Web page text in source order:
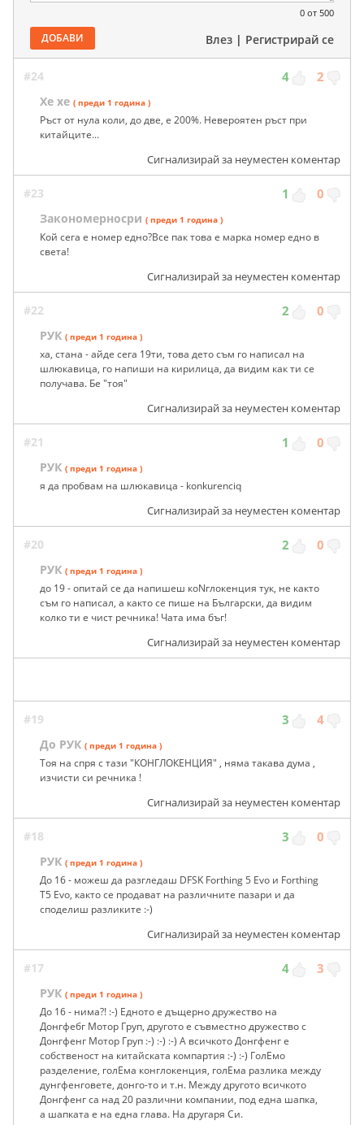
0 от 500
ДОБАВИ Влез | Регистрирай се
#24 4 2
Хе хе ( преди 1 година )
Ръст от нула коли, до две, е 200%. Невероятен ръст при
китайците...
Сигнализирай за неуместен коментар
#23 1 0
Закономерносри ( преди 1 година )
Кой сега е номер едно?Все пак това е марка номер едно в
света!
Сигнализирай за неуместен коментар
#22 2 0
РУК ( преди 1 година )
ха, стана - айде сега 19ти, това дето съм го написал на
шлюкавица, го напиши на кирилица, да видим как ти се
получава. Бе "тоя"
Сигнализирай за неуместен коментар
#21 1 0
РУК ( преди 1 година )
я да пробвам на шлюкавица - konkurenciq
Сигнализирай за неуместен коментар
#20 2 0
РУК ( преди 1 година )
до 19 - опитай се да напишеш коNглокенция тук, не както
съм го написал, а както се пише на Български, да видим
колко ти е чист речника! Чата има бъг!
Сигнализирай за неуместен коментар
#19 3 4
До РУК ( преди 1 година )
Тоя на спря с тази "КОНГЛОКЕНЦИЯ" , няма такава дума ,
изчисти си речника !
Сигнализирай за неуместен коментар
#18 3 0
РУК ( преди 1 година )
До 16 - можеш да разгледаш DFSK Forthing 5 Evo и Forthing
T5 Evo, както се продават на различните пазари и да
споделиш разликите :-)
Сигнализирай за неуместен коментар
#17 4 3
РУК ( преди 1 година )
До 16 - нима?! :-) Едното е дъщерно дружество на
Донгфебг Мотор Груп, другото е съвместно дружество с
Донгфенг Мотор Груп :-) :-) :-) А всичкото Донгфенг е
собственост на китайската компартия :-) :-) ГолЕмо
разделение, голЕма конглокенция, голЕма разлика между
дунгфенговете, донго-то и т.н. Между другото всичкото
Донгфенг са над 20 различни компании, под една шапка,
а шапката е на една глава. На другаря Си.